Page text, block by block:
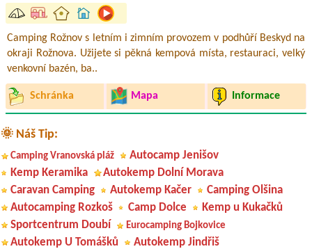
Camping Rožnov s letním i zimním provozem v podhůří Beskyd na
okraji Rožnova. Užijete si pěkná kempová místa, restauraci, velký
venkovní bazén, ba..
Schránka Mapa Informace
🌞 Náš Tip:
Camping Vranovská pláž
Autocamp Jenišov
Kemp Keramika
Autokemp Dolní Morava
Caravan Camping
Autokemp Kačer
Camping Olšina
Autocamping Rozkoš
Camp Dolce
Kemp u Kukačků
Sportcentrum Doubí
Eurocamping Bojkovice
Autokemp U Tomášků
Autokemp Jindřiš